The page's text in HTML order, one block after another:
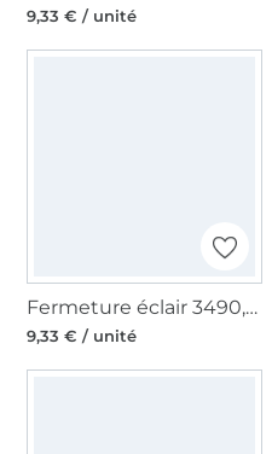
9,33 € / unité
Fermeture éclair 3490, jeans bleu
9,33 € / unité